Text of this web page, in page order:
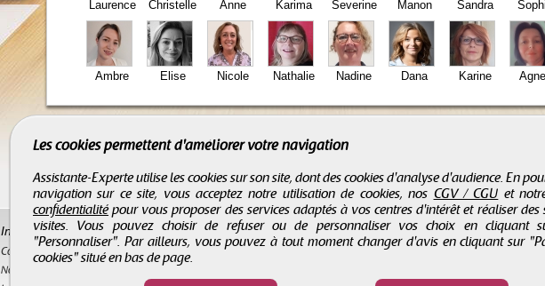
Laurence Christelle Anne Karima Severine Manon Sandra
Ambre Elise Nicole Nathalie Nadine Dana Karine
Informations
Contact
Nos partenaires
Les cookies permettent d'améliorer votre navigation
Assistante-Experte utilise les cookies sur son site, dont des cookies d'analyse d'audience. En
navigation sur ce site, vous acceptez notre utilisation de cookies, nos CGV / CGU et
confidentialitépour vous proposer des services adaptés à vos centres d'intérêt et réaliser des
visites. Vous pouvez choisir de refuser ou de personnaliser vos choix en cliquant
"Personnaliser". Par ailleurs, vous pouvez à tout moment changer d'avis en cliquant sur
cookies" situé en bas de page.